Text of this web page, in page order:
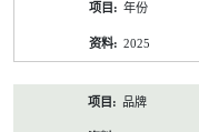
年份
2025
品牌